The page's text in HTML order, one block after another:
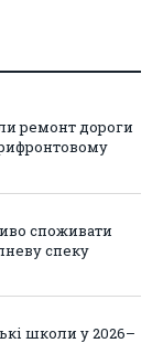
ремонт дороги
споживати
спеку
школи у 2026–